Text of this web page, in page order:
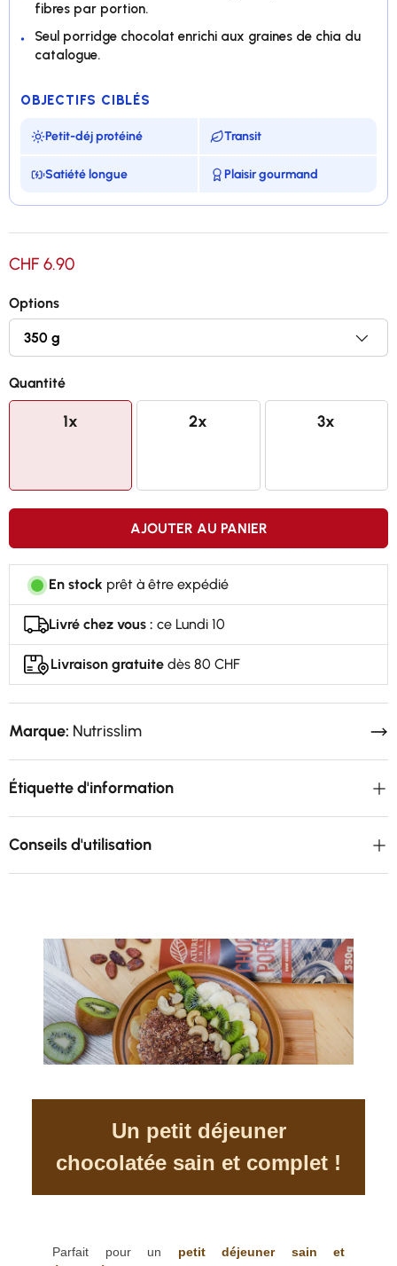
fibres par portion.
Seul porridge chocolat enrichi aux graines de chia du
catalogue.
OBJECTIFS CIBLÉS
Petit-déj protéiné Transit
Satiété longue Plaisir gourmand
Délicieux mélange d'avoine et de chocolat
Très riche en protéines et en fibres
Enrichi en graines de Chia
Saveur riche en chocolat
CHF 6.90
Options
Quantité
1x 2x 3x
AJOUTER AU PANIER
En stock prêt à être expédié
Livré chez vous : ce Lundi 10
Livraison gratuite dès 80 CHF
Marque: Nutrisslim
Étiquette d'information
Conseils d'utilisation
Un petit déjeuner
chocolatée sain et complet !
Parfait pour un petit déjeuner sain et